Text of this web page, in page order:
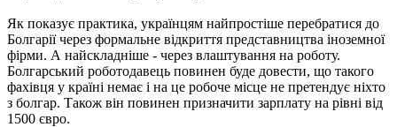
Як показує практика, українцям найпростіше перебратися до
Болгарії через формальне відкриття представництва іноземної
фірми. А найскладніше - через влаштування на роботу.
Болгарський роботодавець повинен буде довести, що такого
фахівця у країні немає і на це робоче місце не претендує ніхто
з болгар. Також він повинен призначити зарплату на рівні від
1500 євро.